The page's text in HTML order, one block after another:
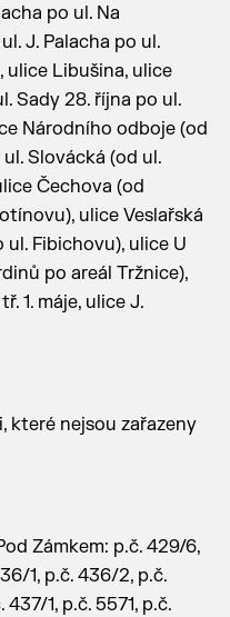
po ul. Na
J. Palacha po ul.
ulice Libušina, ulice
Sady 28. října po ul.
Národního odboje (od
Slovácká (od ul.
Čechova (od
ulice Veslařská
Fibichovu), ulice U
po areál Tržnice),
1. máje, ulice J.
které nejsou zařazeny
Zámkem: p.č. 429/6,
1, p.č. 436/2, p.č.
1, p.č. 5571, p.č.